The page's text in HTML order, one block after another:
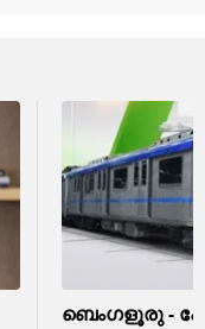
ബെംഗളൂരു -